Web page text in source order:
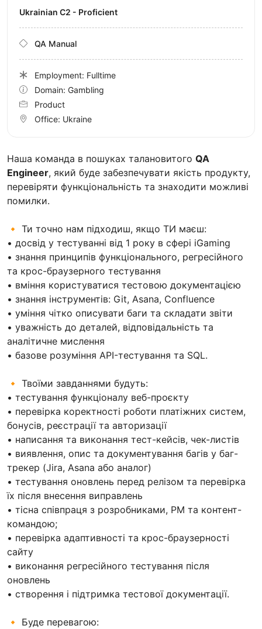
Наша команда в пошуках талановитого QA
Engineer, який буде забезпечувати якість продукту,
перевіряти функціональність та знаходити можливі
помилки.
🔸 Ти точно нам підходиш, якщо ТИ маєш:
• досвід у тестуванні від 1 року в сфері iGaming
• знання принципів функціонального, регресійного
та крос-браузерного тестування
• вміння користуватися тестовою документацією
• знання інструментів: Git, Asana, Confluence
• уміння чітко описувати баги та складати звіти
• уважність до деталей, відповідальність та
аналітичне мислення
• базове розуміння API-тестування та SQL.
🔸 Твоїми завданнями будуть:
• тестування функціоналу веб-проєкту
• перевірка коректності роботи платіжних систем,
бонусів, реєстрації та авторизації
• написання та виконання тест-кейсів, чек-листів
• виявлення, опис та документування багів у баг-
трекер (Jira, Asana або аналог)
• тестування оновлень перед релізом та перевірка
їх після внесення виправлень
• тісна співпраця з розробниками, PM та контент-
командою;
• перевірка адаптивності та крос-браузерності
сайту
• виконання регресійного тестування після
оновлень
• створення і підтримка тестової документації.
🔸 Буде перевагою:
Ukrainian C2 - Proficient
QA Manual
Employment: Fulltime
Domain: Gambling
Product
Office: Ukraine